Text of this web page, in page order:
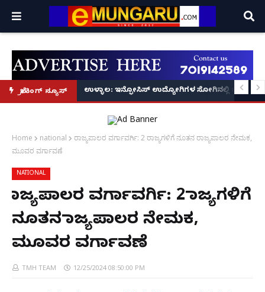
ಬ್ರೇಕಿಂಗ್ ನ್ಯೂಸ್
ಭೀತಿ: ಮಂಗಳೂರಿನಲ್ಲಿ ಹಿರಿಯ ನಾಗರಿಕೆಗೆ 34.48 ಲಕ್ಷ ರೂ. ಡಿಜಿಟಲ್ ಅರೆಸ್ಟ್ ವಂಚನೆ!
ಉಳ್ಳಾಲ: ಇನ್ಫೋಸಿಸ್ ಉದ್ಯೋಗಿಗಳ ಸೋಗಿನಲ್ಲಿ ಬಂದ
Home national
ರಾಜ್ಯಪಾಲರ ವರ್ಗಾವರ್ಗಿ: 2 ರಾಜ್ಯಗಳಿಗೆ ನೂತನ ರಾಜ್ಯಪಾಲರ ನೇಮಕ,
ಮೂವರ ವರ್ಗಾವಣೆ
NATIONAL
ರಾಜ್ಯಪಾಲರ ವರ್ಗಾವರ್ಗಿ: 2 ರಾಜ್ಯಗಳಿಗೆ
ನೂತನ ರಾಜ್ಯಪಾಲರ ನೇಮಕ,
ಮೂವರ ವರ್ಗಾವಣೆ
TMH TEAM 12/25/2024 08:50:00 PM